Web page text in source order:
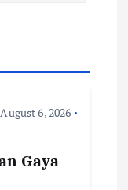
August 6, 2026
Gaya